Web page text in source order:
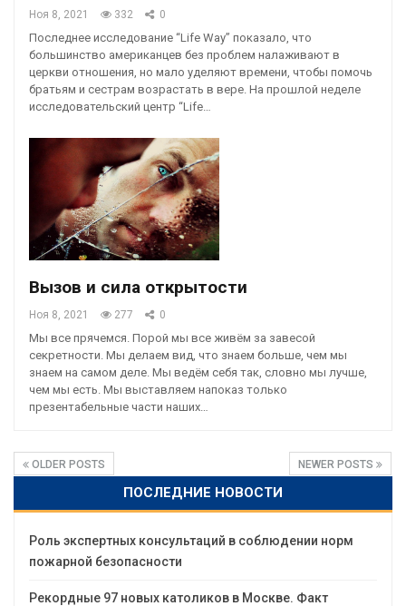
Ноя 8, 2021 332 0
Последнее исследование “Life Way” показало, что
большинство американцев без проблем налаживают в
церкви отношения, но мало уделяют времени, чтобы помочь
братьям и сестрам возрастать в вере. На прошлой неделе
исследовательский центр “Life…
Вызов и сила открытости
Ноя 8, 2021 277 0
Мы все прячемся. Порой мы все живём за завесой
секретности. Мы делаем вид, что знаем больше, чем мы
знаем на самом деле. Мы ведём себя так, словно мы лучше,
чем мы есть. Мы выставляем напоказ только
презентабельные части наших…
OLDER POSTS NEWER POSTS
ПОСЛЕДНИЕ НОВОСТИ
Роль экспертных консультаций в соблюдении норм
пожарной безопасности
Рекордные 97 новых католиков в Москве. Факт